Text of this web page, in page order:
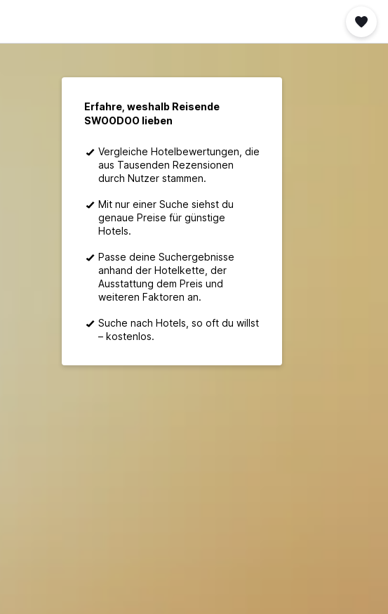
Erfahre, weshalb Reisende
SWOODOO lieben
Vergleiche Hotelbewertungen, die
aus Tausenden Rezensionen
durch Nutzer stammen.
Mit nur einer Suche siehst du
genaue Preise für günstige
Hotels.
Passe deine Suchergebnisse
anhand der Hotelkette, der
Ausstattung dem Preis und
weiteren Faktoren an.
Suche nach Hotels, so oft du willst
– kostenlos.